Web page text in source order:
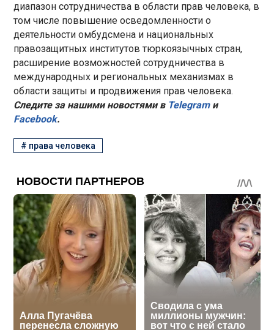
диапазон сотрудничества в области прав человека, в
том числе повышение осведомленности о
деятельности омбудсмена и национальных
правозащитных институтов тюркоязычных стран,
расширение возможностей сотрудничества в
международных и региональных механизмах в
области защиты и продвижения прав человека.
Следите за нашими новостями вTelegramи
Facebook.
# права человека